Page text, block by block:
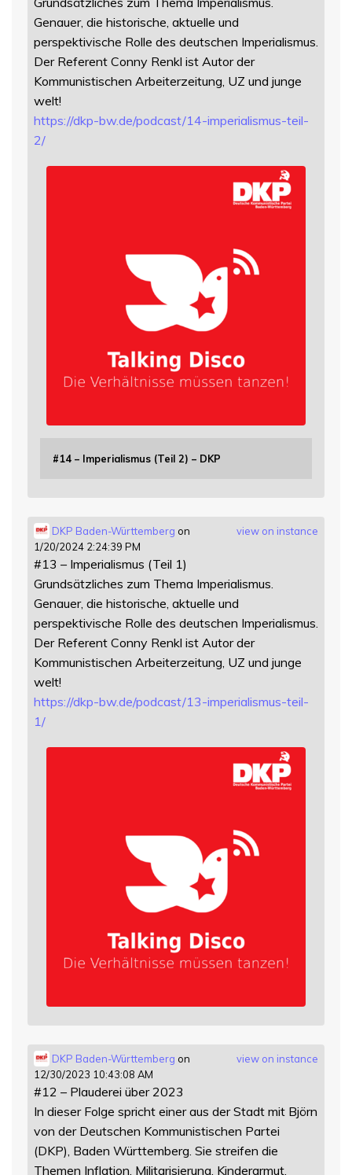
Genauer, die historische, aktuelle und
perspektivische Rolle des deutschen Imperialismus.
Der Referent Conny Renkl ist Autor der
Kommunistischen Arbeiterzeitung, UZ und junge
welt!
https://dkp-bw.de/podcast/14-imperialismus-teil-
2/
#14 – Imperialismus (Teil 2) – DKP
view on instance
DKP Baden-Württemberg on
1/20/2024 2:24:39 PM
#13 – Imperialismus (Teil 1)
Grundsätzliches zum Thema Imperialismus.
Genauer, die historische, aktuelle und
perspektivische Rolle des deutschen Imperialismus.
Der Referent Conny Renkl ist Autor der
Kommunistischen Arbeiterzeitung, UZ und junge
welt!
https://dkp-bw.de/podcast/13-imperialismus-teil-
1/
view on instance
DKP Baden-Württemberg on
12/30/2023 10:43:08 AM
#12 – Plauderei über 2023
In dieser Folge spricht einer aus der Stadt mit Björn
von der Deutschen Kommunistischen Partei
(DKP), Baden Württemberg. Sie streifen die
Themen Inflation, Militarisierung, Kinderarmut,